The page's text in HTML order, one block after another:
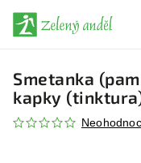
Smetanka
kapky